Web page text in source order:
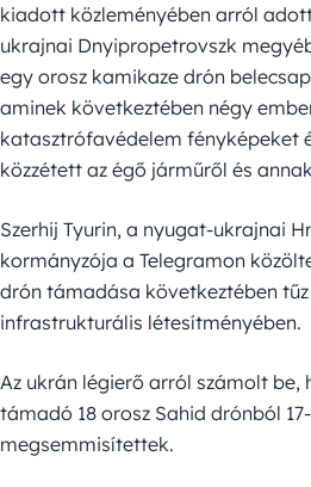
kiadott közleményében arról
ukrajnai Dnyipropetrovszk
egy orosz kamikaze drón
aminek következtében négy
katasztrófavédelem fényképeket
közzétett az égő járműről és
Szerhij Tyurin, a nyugat-ukrajnai
kormányzója a Telegramon
drón támadása következtében
infrastrukturális létesítményében.
Az ukrán légierő arról számolt be,
támadó 18 orosz Sahid drónból
megsemmisítettek.